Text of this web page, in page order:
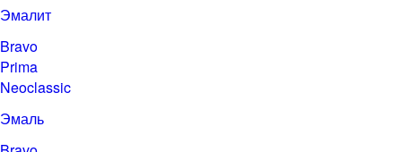
Эмалит
Bravo
Prima
Neoclassic
Эмаль